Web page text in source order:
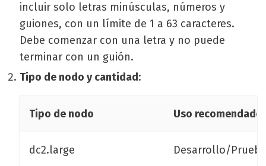
incluir solo letras minúsculas, números y
guiones, con un límite de 1 a 63 caracteres.
Debe comenzar con una letra y no puede
terminar con un guión.
Tipo de nodo y cantidad:
Tipo de nodo Uso recomendado
dc2.large Desarrollo/